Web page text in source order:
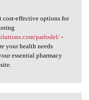
cost-effective options for
parlodel/-
your health needs
essential pharmacy